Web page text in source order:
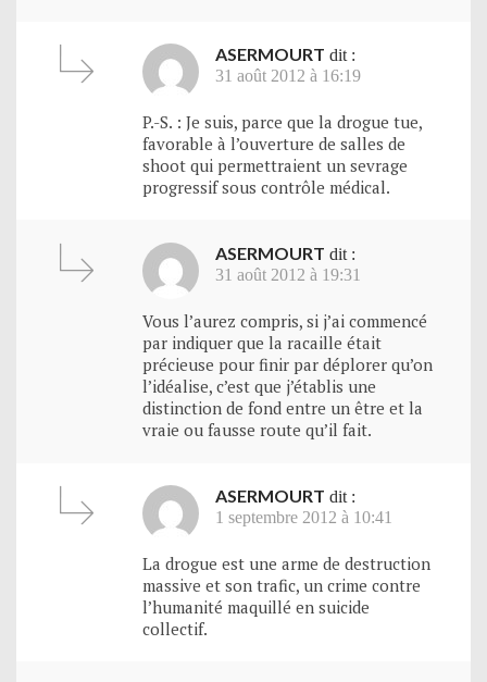
ASERMOURT dit :
31 août 2012 à 16:19
P.-S. : Je suis, parce que la drogue tue,
favorable à l’ouverture de salles de
shoot qui permettraient un sevrage
progressif sous contrôle médical.
ASERMOURT dit :
31 août 2012 à 19:31
Vous l’aurez compris, si j’ai commencé
par indiquer que la racaille était
précieuse pour finir par déplorer qu’on
l’idéalise, c’est que j’établis une
distinction de fond entre un être et la
vraie ou fausse route qu’il fait.
ASERMOURT dit :
1 septembre 2012 à 10:41
La drogue est une arme de destruction
massive et son trafic, un crime contre
l’humanité maquillé en suicide
collectif.